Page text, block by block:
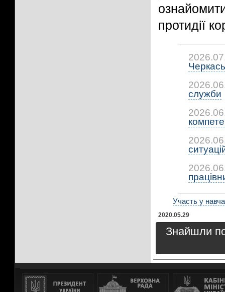
протидії
служби
2020.05.29
Участь у
Знайшли